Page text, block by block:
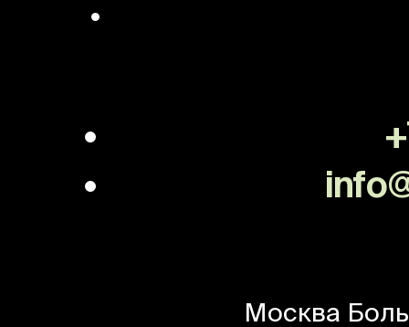
Москва